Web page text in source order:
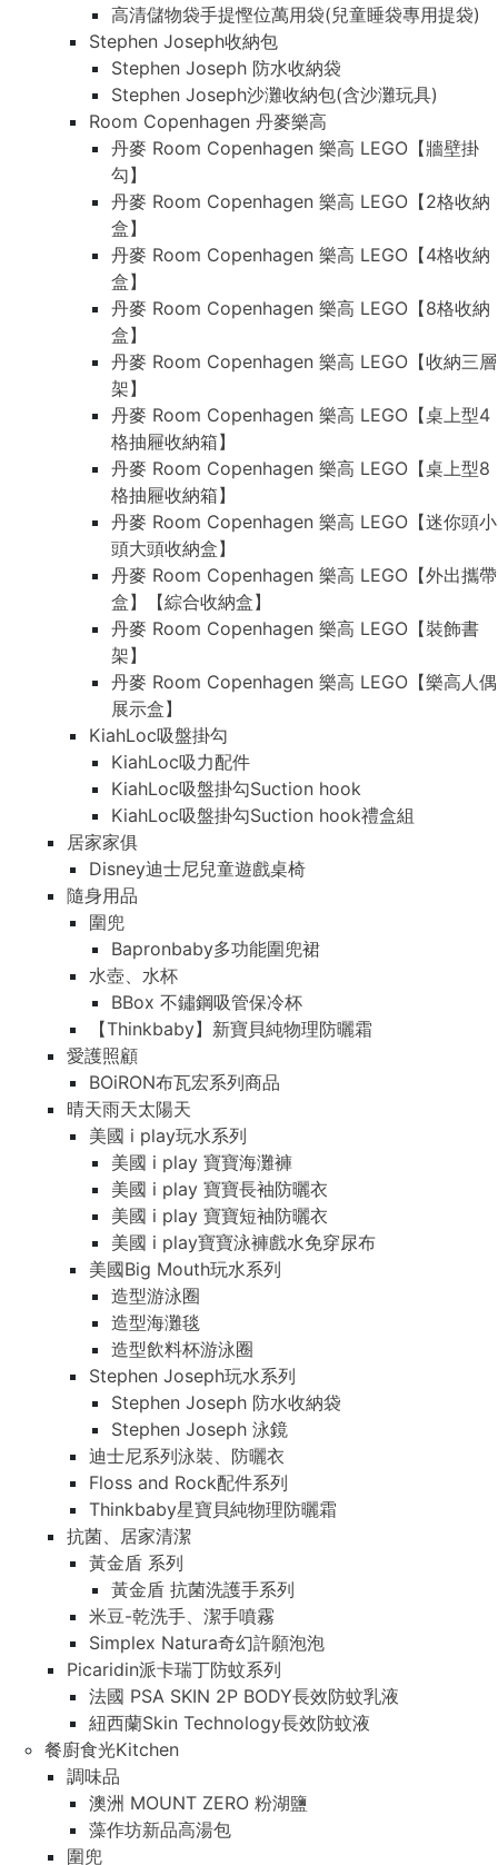
高清儲物袋手提慳位萬用袋(兒童睡袋專用提袋)
Stephen Joseph收納包
Stephen Joseph 防水收納袋
Stephen Joseph沙灘收納包(含沙灘玩具)
Room Copenhagen 丹麥樂高
丹麥 Room Copenhagen 樂高 LEGO【牆壁掛
勾】
丹麥 Room Copenhagen 樂高 LEGO【2格收納
盒】
丹麥 Room Copenhagen 樂高 LEGO【4格收納
盒】
丹麥 Room Copenhagen 樂高 LEGO【8格收納
盒】
丹麥 Room Copenhagen 樂高 LEGO【收納三層
架】
丹麥 Room Copenhagen 樂高 LEGO【桌上型4
格抽屜收納箱】
丹麥 Room Copenhagen 樂高 LEGO【桌上型8
格抽屜收納箱】
丹麥 Room Copenhagen 樂高 LEGO【迷你頭小
頭大頭收納盒】
丹麥 Room Copenhagen 樂高 LEGO【外出攜帶
盒】【綜合收納盒】
丹麥 Room Copenhagen 樂高 LEGO【裝飾書
架】
丹麥 Room Copenhagen 樂高 LEGO【樂高人偶
展示盒】
KiahLoc吸盤掛勾
KiahLoc吸力配件
KiahLoc吸盤掛勾Suction hook
KiahLoc吸盤掛勾Suction hook禮盒組
居家家俱
Disney迪士尼兒童遊戲桌椅
隨身用品
圍兜
Bapronbaby多功能圍兜裙
水壺、水杯
BBox 不鏽鋼吸管保冷杯
【Thinkbaby】新寶貝純物理防曬霜
愛護照顧
BOiRON布瓦宏系列商品
晴天雨天太陽天
美國 i play玩水系列
美國 i play 寶寶海灘褲
美國 i play 寶寶長袖防曬衣
美國 i play 寶寶短袖防曬衣
美國 i play寶寶泳褲戲水免穿尿布
美國Big Mouth玩水系列
造型游泳圈
造型海灘毯
造型飲料杯游泳圈
Stephen Joseph玩水系列
Stephen Joseph 防水收納袋
Stephen Joseph 泳鏡
迪士尼系列泳裝、防曬衣
Floss and Rock配件系列
Thinkbaby星寶貝純物理防曬霜
抗菌、居家清潔
黃金盾 系列
黃金盾 抗菌洗護手系列
米豆-乾洗手、潔手噴霧
Simplex Natura奇幻許願泡泡
Picaridin派卡瑞丁防蚊系列
法國 PSA SKIN 2P BODY長效防蚊乳液
紐西蘭Skin Technology長效防蚊液
餐廚食光Kitchen
調味品
澳洲 MOUNT ZERO 粉湖鹽
藻作坊新品高湯包
圍兜